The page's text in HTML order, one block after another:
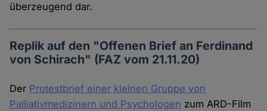
überzeugend dar.
Replik auf den "Offenen Brief an Ferdinand
von Schirach" (FAZ vom 21.11.20)
Der Protestbrief einer kleinen Gruppe von
Palliativmedizinern und Psychologen zum ARD-Film